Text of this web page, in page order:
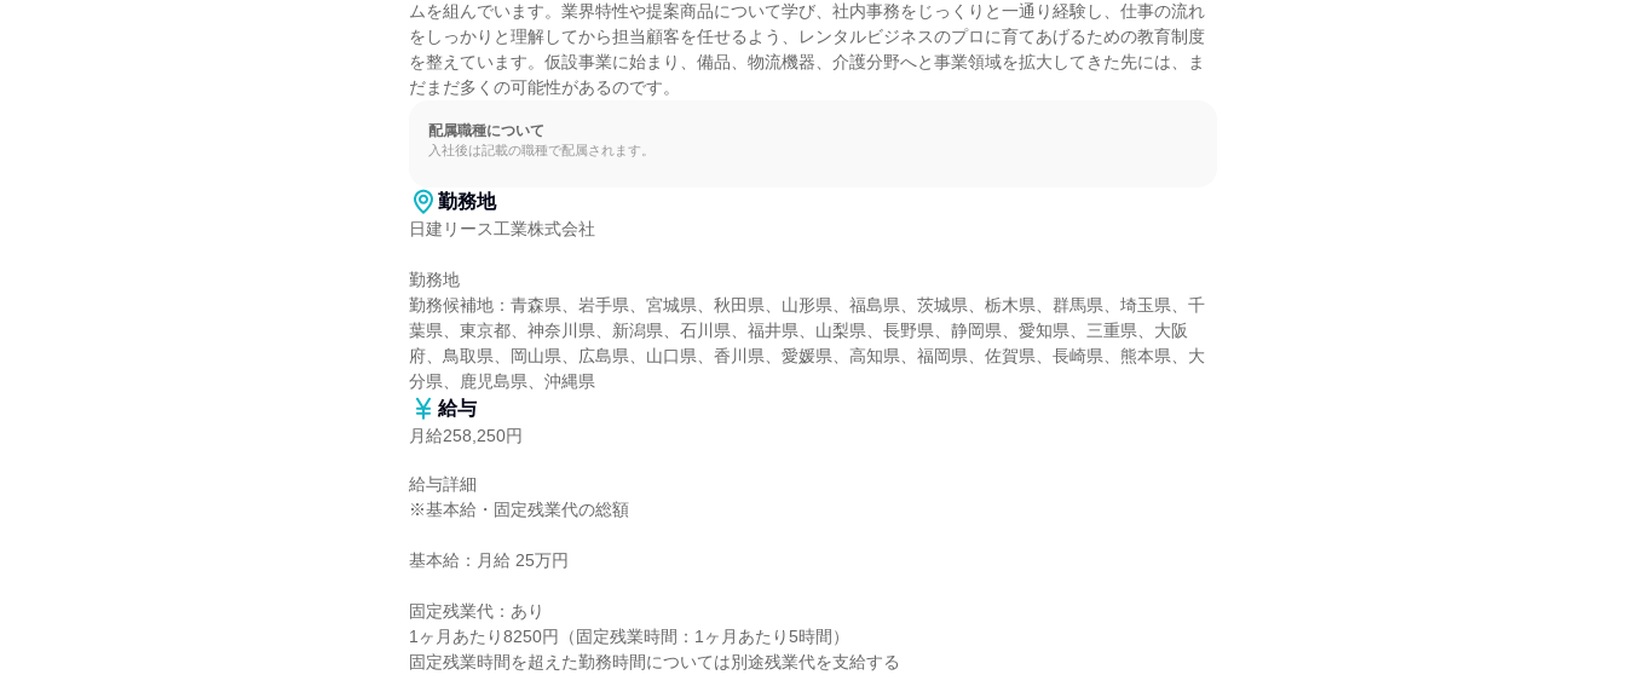
ムを組んでいます。業界特性や提案商品について学び、社内事務をじっくりと一通り経験し、仕事の流れ
をしっかりと理解してから担当顧客を任せるよう、レンタルビジネスのプロに育てあげるための教育制度
を整えています。仮設事業に始まり、備品、物流機器、介護分野へと事業領域を拡大してきた先には、ま
だまだ多くの可能性があるのです。
配属職種について
入社後は記載の職種で配属されます。
勤務地
日建リース工業株式会社
勤務地
勤務候補地：青森県、岩手県、宮城県、秋田県、山形県、福島県、茨城県、栃木県、群馬県、埼玉県、千
葉県、東京都、神奈川県、新潟県、石川県、福井県、山梨県、長野県、静岡県、愛知県、三重県、大阪
府、鳥取県、岡山県、広島県、山口県、香川県、愛媛県、高知県、福岡県、佐賀県、長崎県、熊本県、大
分県、鹿児島県、沖縄県
給与
月給258,250円
給与詳細
※基本給・固定残業代の総額
基本給：月給 25万円
固定残業代：あり
1ヶ月あたり8250円（固定残業時間：1ヶ月あたり5時間）
固定残業時間を超えた勤務時間については別途残業代を支給する